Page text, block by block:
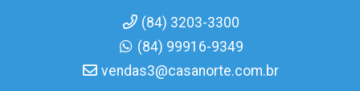
(84) 3203-3300
(84) 99916-9349
vendas3@casanorte.com.br